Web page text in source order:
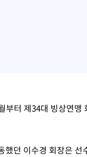
부터 제34대 빙상연
했던 이수경 회장은